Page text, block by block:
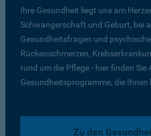
Ihre Gesundheit liegt uns am
Schwangerschaft und Geburt, bei
Gesundheitsfragen und
Rückenschmerzen,
rund um die Pflege - hier finden
Gesundheitsprogramme, die Ihnen
Zu den